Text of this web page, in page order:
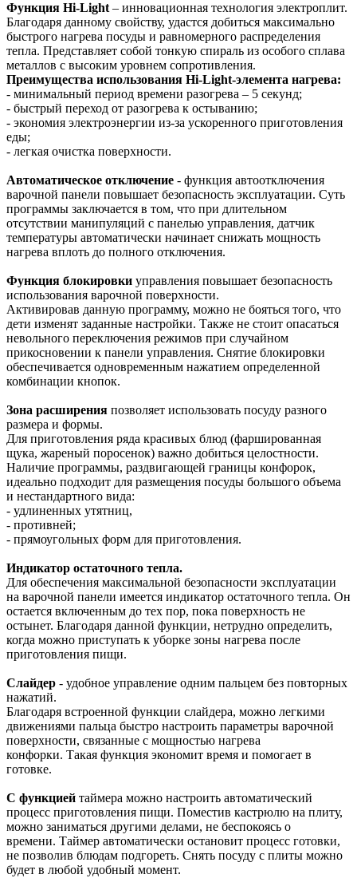
Функция Hi-Light – инновационная технология электроплит.
Благодаря данному свойству, удастся добиться максимально
быстрого нагрева посуды и равномерного распределения
тепла. Представляет собой тонкую спираль из особого сплава
металлов с высоким уровнем сопротивления.
Преимущества использования Hi-Light-элемента нагрева:
- минимальный период времени разогрева – 5 секунд;
- быстрый переход от разогрева к остыванию;
- экономия электроэнергии из-за ускоренного приготовления
еды;
- легкая очистка поверхности.
Автоматическое отключение - функция автоотключения
варочной панели повышает безопасность эксплуатации. Суть
программы заключается в том, что при длительном
отсутствии манипуляций с панелью управления, датчик
температуры автоматически начинает снижать мощность
нагрева вплоть до полного отключения.
Функция блокировки управления повышает безопасность
использования варочной поверхности.
Активировав данную программу, можно не бояться того, что
дети изменят заданные настройки. Также не стоит опасаться
невольного переключения режимов при случайном
прикосновении к панели управления. Снятие блокировки
обеспечивается одновременным нажатием определенной
комбинации кнопок.
Зона расширения позволяет использовать посуду разного
размера и формы.
Для приготовления ряда красивых блюд (фаршированная
щука, жареный поросенок) важно добиться целостности.
Наличие программы, раздвигающей границы конфорок,
идеально подходит для размещения посуды большого объема
и нестандартного вида:
- удлиненных утятниц,
- противней;
- прямоугольных форм для приготовления.
Индикатор остаточного тепла.
Для обеспечения максимальной безопасности эксплуатации
на варочной панели имеется индикатор остаточного тепла. Он
остается включенным до тех пор, пока поверхность не
остынет. Благодаря данной функции, нетрудно определить,
когда можно приступать к уборке зоны нагрева после
приготовления пищи.
Слайдер - удобное управление одним пальцем без повторных
нажатий.
Благодаря встроенной функции слайдера, можно легкими
движениями пальца быстро настроить параметры варочной
поверхности, связанные с мощностью нагрева
конфорки. Такая функция экономит время и помогает в
готовке.
С функцией таймера можно настроить автоматический
процесс приготовления пищи. Поместив кастрюлю на плиту,
можно заниматься другими делами, не беспокоясь о
времени. Таймер автоматически остановит процесс готовки,
не позволив блюдам подгореть. Снять посуду с плиты можно
будет в любой удобный момент.